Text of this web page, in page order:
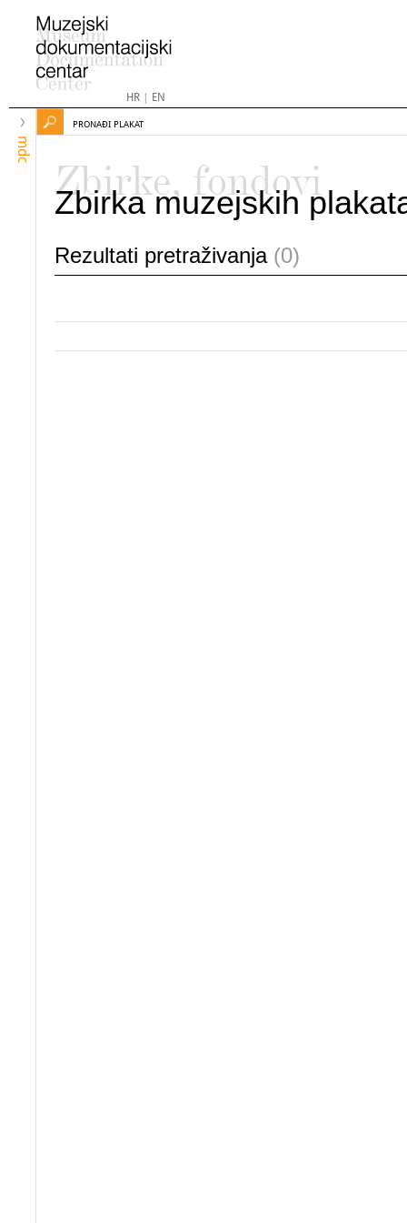
HR| EN
mdc
PRONAĐI PLAKAT
Zbirke, fondovi
Zbirka muzejskih
Rezultati pretraživanja (0)